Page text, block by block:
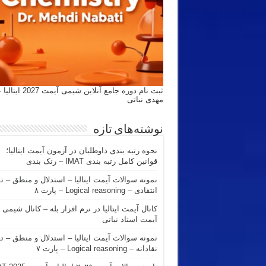
ثبت نام دوره جامع
مهدی نباتی
نوشته‌های تازه
نحوه رتبه بندی داوطلبان در آزمون آیمت ایتالیا؛
قوانین کامل رتبه بندی IMAT – رنک بندی
نمونه سوالات آیمت ایتالیا – استدلال و منطق –
انتقادی – Logical reasoning – پارت ۸
کانال آیمت ایتالیا در نرم افزار بله – کانال شیمی
آیمت استاد نباتی
نمونه سوالات آیمت ایتالیا – استدلال و منطق –
نقادانه – Logical reasoning – پارت ۷